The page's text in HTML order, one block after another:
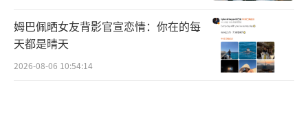
姆巴佩晒女友背影官宣恋情：你在的每
天都是晴天
2026-08-06 10:54:14